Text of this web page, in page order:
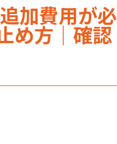
加費用が必
め方｜確認